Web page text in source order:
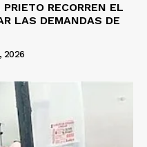
RECORREN EL
LAS DEMANDAS DE
2026